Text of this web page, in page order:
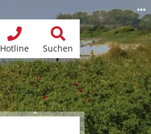
Hotline Suchen